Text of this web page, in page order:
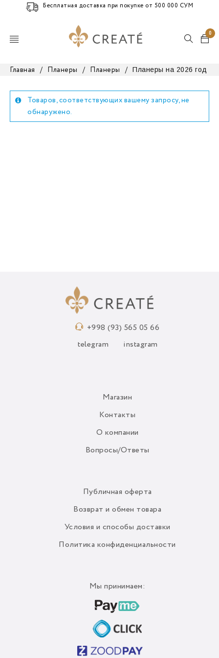
Бесплатная доставка при покупке от 500 000 СУМ
0
Главная / Планеры / Планеры / Планеры на 2026 год
Товаров, соответствующих вашему запросу, не
обнаружено.
+998 (93) 565 05 66
telegram instagram
Магазин
Контакты
О компании
Вопросы/Ответы
Публичная оферта
Возврат и обмен товара
Условия и способы доставки
Политика конфиденциальности
Мы принимаем: